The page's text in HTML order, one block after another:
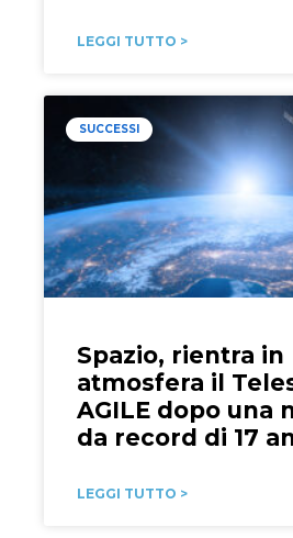
LEGGI TUTTO >
SUCCESSI
Spazio, rientra in
atmosfera il
AGILE dopo una
da record di 17
LEGGI TUTTO >